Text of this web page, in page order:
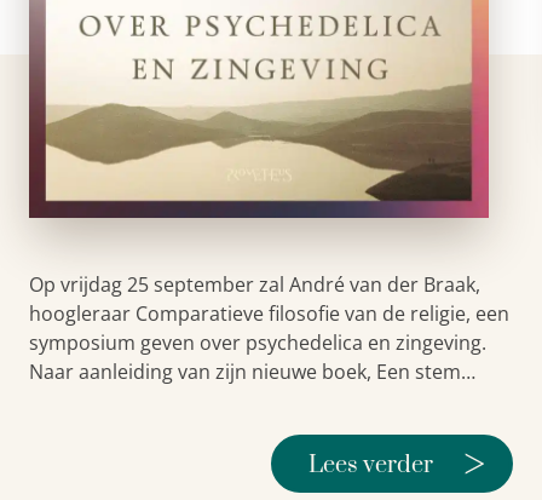
Op vrijdag 25 september zal André van der Braak,
hoogleraar Comparatieve filosofie van de religie, een
symposium geven over psychedelica en zingeving.
Naar aanleiding van zijn nieuwe boek, Een stem…
Lees verder >